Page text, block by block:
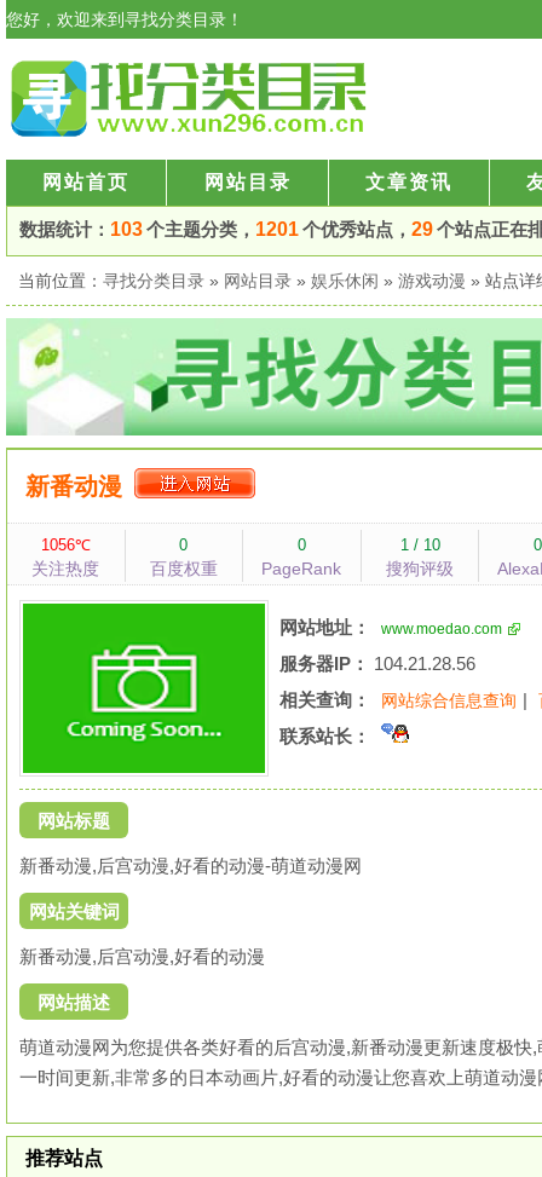
您好，欢迎来到寻找分类目录！
网站首页 网站目录 文章资讯
数据统计： 103个主题分类， 1201个优秀站点， 29个站点正在
当前位置： 寻找分类目录 » 网站目录 » 娱乐休闲 » 游戏动漫 » 站点
新番动漫
1056℃
关注热度
0
百度权重
0
PageRank
1 / 10
搜狗评级
0
网站地址： www.moedao.com
服务器IP：
104.21.28.56
相关查询：
网站综合信息查询 |
联系站长：
网站标题
新番动漫,后宫动漫,好看的动漫-萌道动漫网
网站关键词
新番动漫,后宫动漫,好看的动漫
网站描述
萌道动漫网为您提供各类好看的后宫动漫,新番动漫更新速度极
一时间更新,非常多的日本动画片,好看的动漫让您喜欢上萌道动漫
推荐站点